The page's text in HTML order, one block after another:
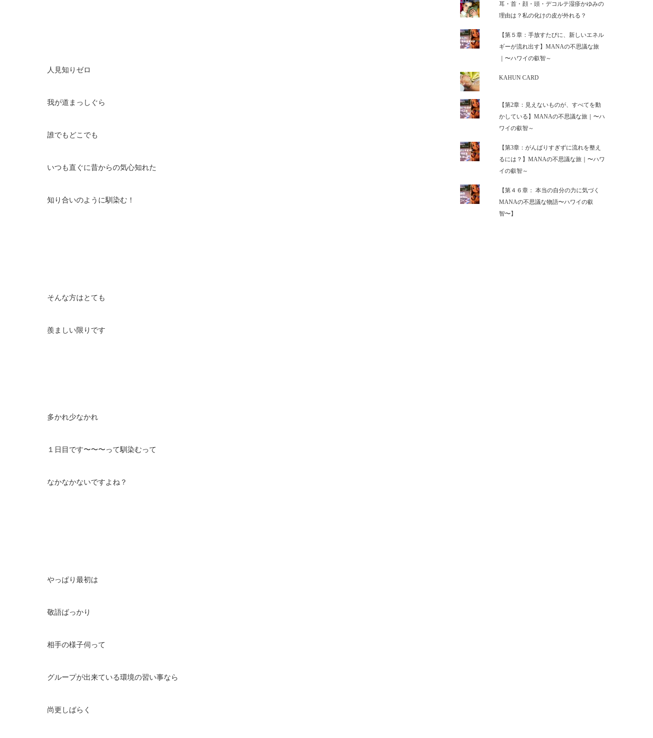
人見知りゼロ
我が道まっしぐら
誰でもどこでも
いつも直ぐに昔からの気心知れた
知り合いのように馴染む！
そんな方はとても
羨ましい限りです
多かれ少なかれ
１日目です〜〜〜って馴染むって
なかなかないですよね？
やっぱり最初は
敬語ばっかり
相手の様子伺って
グループが出来ている環境の習い事なら
尚更しばらく
耳・首・顔・頭・デコルテ湿疹かゆみの
理由は？私の化けの皮が外れる？
【第５章：手放すたびに、新しいエネル
ギーが流れ出す】MANAの不思議な旅
｜〜ハワイの叡智～
KAHUN CARD
【第2章：見えないものが、すべてを動
かしている】MANAの不思議な旅｜〜ハ
ワイの叡智～
【第3章：がんばりすぎずに流れを整え
るには？】MANAの不思議な旅｜〜ハワ
イの叡智～
【第４６章： 本当の自分の力に気づく
MANAの不思議な物語〜ハワイの叡
智〜】